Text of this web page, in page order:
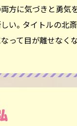
方に気づきと勇気
い。タイトルの北
って目が離せなく